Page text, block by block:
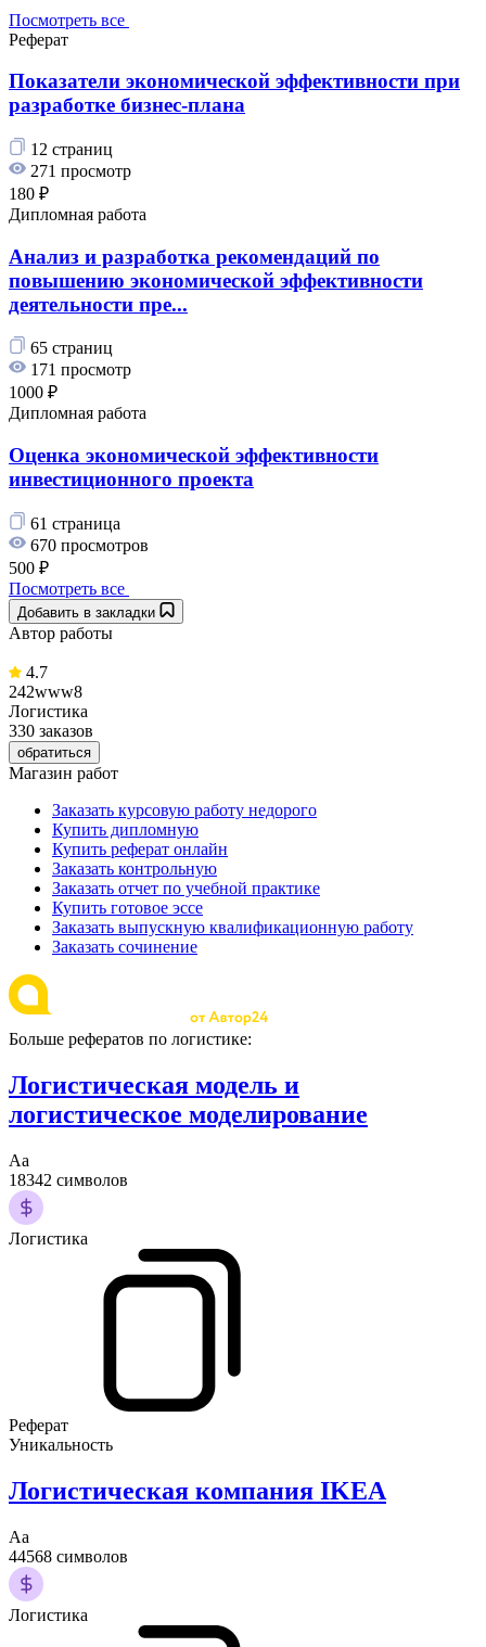
Посмотреть все
Реферат
Показатели экономической эффективности при
разработке бизнес-плана
12 страниц
271 просмотр
180 ₽
Дипломная работа
Анализ и разработка рекомендаций по
повышению экономической эффективности
деятельности пре...
65 страниц
171 просмотр
1000 ₽
Дипломная работа
Оценка экономической эффективности
инвестиционного проекта
61 страница
670 просмотров
500 ₽
Посмотреть все
Добавить в закладки
Автор работы
4.7
242www8
Логистика
330 заказов
обратиться
Магазин работ
Заказать курсовую работу недорого
Купить дипломную
Купить реферат онлайн
Заказать контрольную
Заказать отчет по учебной практике
Купить готовое эссе
Заказать выпускную квалификационную работу
Заказать сочинение
Больше рефератов по логистике:
Логистическая модель и
логистическое моделирование
Аа
18342 символов
Логистика
Реферат
Уникальность
Логистическая компания IKEA
Аа
44568 символов
Логистика